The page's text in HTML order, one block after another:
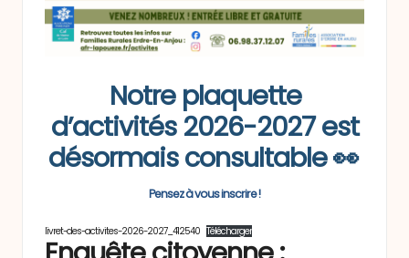
Notre plaquette
d’activités 2026-2027 est
désormais consultable 👀
Pensez à vous inscrire !
livret-des-activites-2026-2027_412540 Télécharger